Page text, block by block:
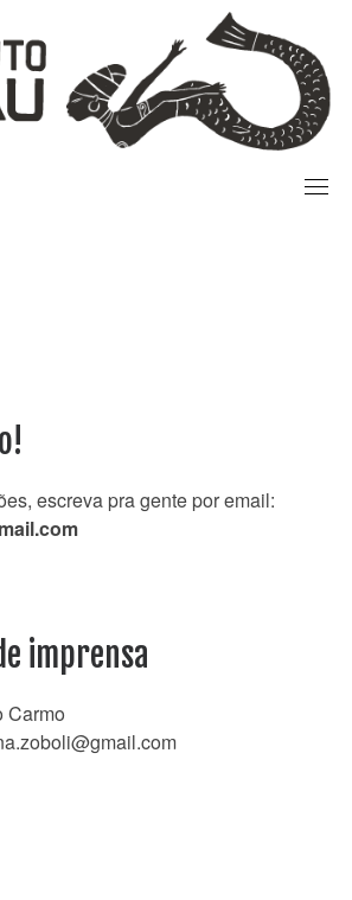
escreva pra gente por email:
imprensa
Carmo